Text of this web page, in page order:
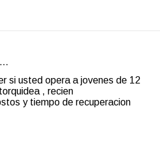
si usted opera a jovenes de 12
, recien
y tiempo de recuperacion